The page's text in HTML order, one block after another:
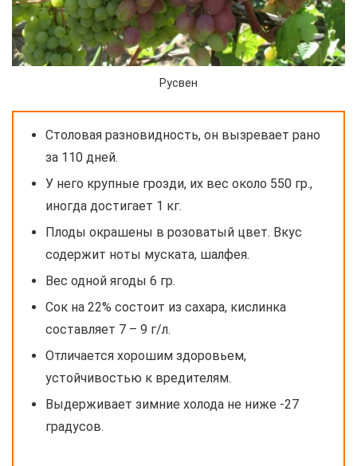
Русвен
Столовая разновидность, он вызревает рано
за 110 дней.
У него крупные грозди, их вес около 550 гр.,
иногда достигает 1 кг.
Плоды окрашены в розоватый цвет. Вкус
содержит ноты муската, шалфея.
Вес одной ягоды 6 гр.
Сок на 22% состоит из сахара, кислинка
составляет 7 – 9 г/л.
Отличается хорошим здоровьем,
устойчивостью к вредителям.
Выдерживает зимние холода не ниже -27
градусов.